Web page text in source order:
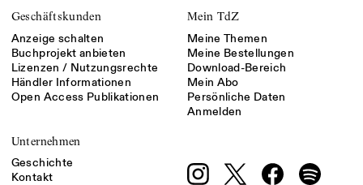
Geschäftskunden
Anzeige schalten
Buchprojekt anbieten
Lizenzen / Nutzungsrechte
Händler Informationen
Open Access Publikationen
Mein TdZ
Meine Themen
Meine Bestellungen
Download-Bereich
Mein Abo
Persönliche Daten
Anmelden
Unternehmen
Geschichte
Kontakt